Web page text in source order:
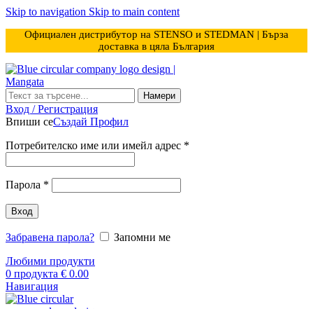
Skip to navigation Skip to main content
Официален дистрибутор на STENSO и STEDMAN | Бърза
доставка в цяла България
Намери
Вход / Регистрация
Впиши сеСъздай Профил
Потребителско име или имейл адрес *
Парола *
Вход
Забравена парола?
Запомни ме
Любими продукти
0 продукта € 0.00
Навигация